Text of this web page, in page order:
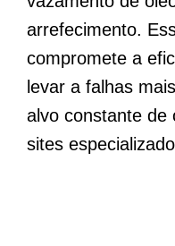
arrefecimento.
compromete a
levar a falhas
alvo constante de
sites